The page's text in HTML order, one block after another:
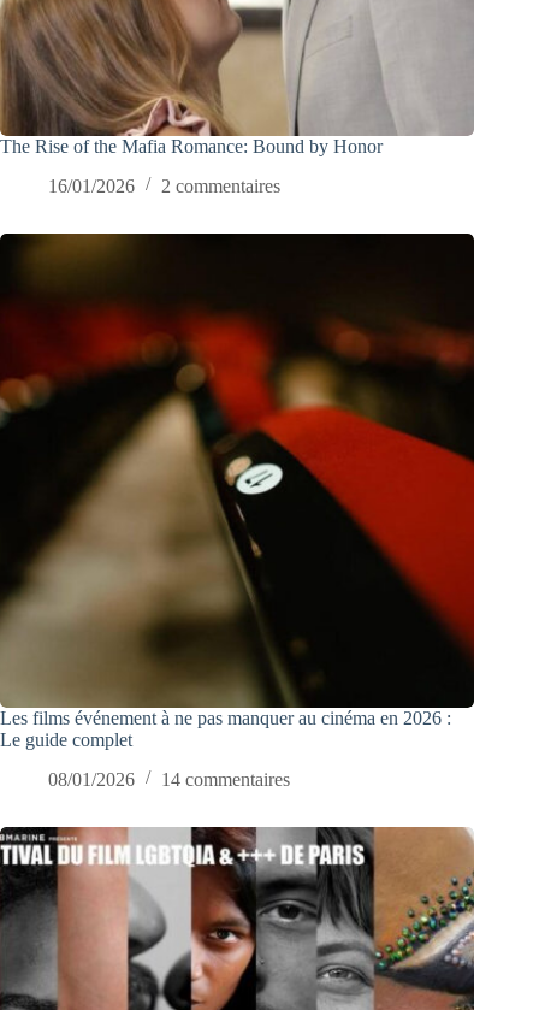
The Rise of the Mafia Romance: Bound by Honor
16/01/2026
2 commentaires
Les films événement à ne pas manquer au cinéma en 2026 :
Le guide complet
08/01/2026
14 commentaires